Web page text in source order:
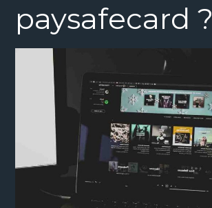
paysafecard ?